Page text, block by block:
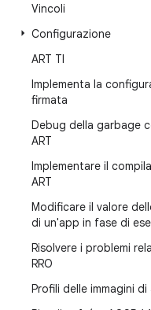
Vincoli
Configurazione
ART TI
Implementa la
firmata
Debug della garbage
ART
Implementare il
ART
Modificare il valore
di un'app in fase di
Risolvere i problemi
RRO
Profili delle immagini di